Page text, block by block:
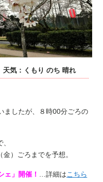
気：くもり のち 晴れ
ましたが、８時00分ごろの
）ごろまでを予想。
ェ」開催！ …詳細は こちら